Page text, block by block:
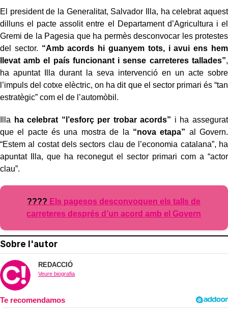
El president de la Generalitat, Salvador Illa, ha celebrat aquest
dilluns el pacte assolit entre el Departament d’Agricultura i el
Gremi de la Pagesia que ha permès desconvocar les protestes
del sector. “Amb acords hi guanyem tots, i avui ens hem
llevat amb el país funcionant i sense carreteres tallades”,
ha apuntat Illa durant la seva intervenció en un acte sobre
l’impuls del cotxe elèctric, on ha dit que el sector primari és “tan
estratègic” com el de l’automòbil.
Illa ha celebrat “l’esforç per trobar acords” i ha assegurat
que el pacte és una mostra de la “nova etapa” al Govern.
“Estem al costat dels sectors clau de l’economia catalana”, ha
apuntat Illa, que ha reconegut el sector primari com a “actor
clau”.
???? Els pagesos desconvoquen els talls de
carreteres després d’un acord amb el Govern
Sobre l'autor
REDACCIÓ
Veure biografia